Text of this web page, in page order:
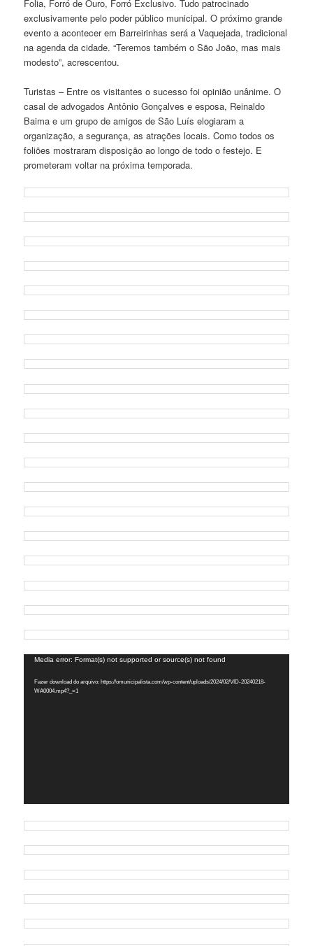
Folia, Forró de Ouro, Forró Exclusivo. Tudo patrocinado
exclusivamente pelo poder público municipal. O próximo grande
evento a acontecer em Barreirinhas será a Vaquejada, tradicional
na agenda da cidade. “Teremos também o São João, mas mais
modesto”, acrescentou.
Turistas – Entre os visitantes o sucesso foi opinião unânime. O
casal de advogados Antônio Gonçalves e esposa, Reinaldo
Baima e um grupo de amigos de São Luís elogiaram a
organização, a segurança, as atrações locais. Como todos os
foliões mostraram disposição ao longo de todo o festejo. E
prometeram voltar na próxima temporada.
Tocador
vídeo
Media error: Format(s) not supported or source(s) not found
Fazer download do arquivo: https://omunicipalista.com/wp-content/uploads/2024/02/VID-20240218-
WA0004.mp4?_=1